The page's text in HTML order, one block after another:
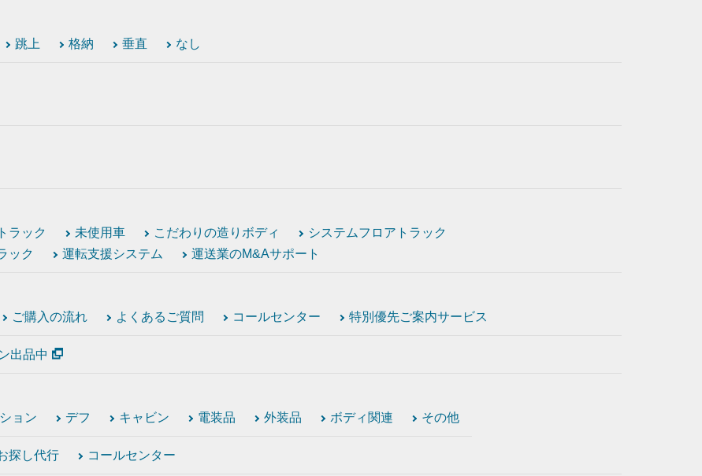
跳上 格納 垂直 なし
ラック
未使用車 こだわりの造りボディ
システムフロアトラック
ック
運転支援システム 運送業のM&Aサポート
ご購入の流れ よくあるご質問 コールセンター 特別優先ご案内サービス
出品中
ョン デフ キャビン 電装品 外装品 ボディ関連 その他
探し代行 コールセンター